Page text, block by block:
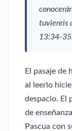
tuviereis
13:34-
El pasaje de
al leerlo
despacio. El
de
Pascua con